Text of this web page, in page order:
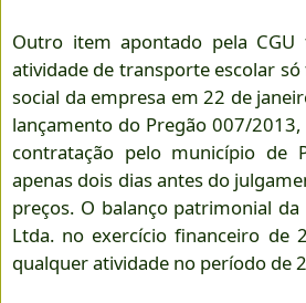
Outro item apontado pela
atividade de transporte escolar
social da empresa em 22 de
lançamento do Pregão 007/
contratação pelo município de
apenas dois dias antes do
preços. O balanço patrimonial
Ltda. no exercício financeiro de
qualquer atividade no período de